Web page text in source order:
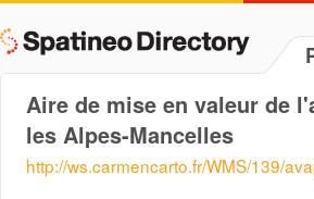
Aire de mise en valeur de
les Alpes-Mancelles
http://ws.carmencarto.fr/WMS/139/